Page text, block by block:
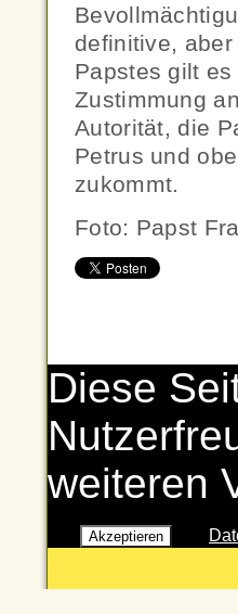
definitive,
Papstes gilt
Zustimmung
Autorität, die
Petrus und
zukommt.
Foto: Papst
Diese
weiteren
Akzeptieren